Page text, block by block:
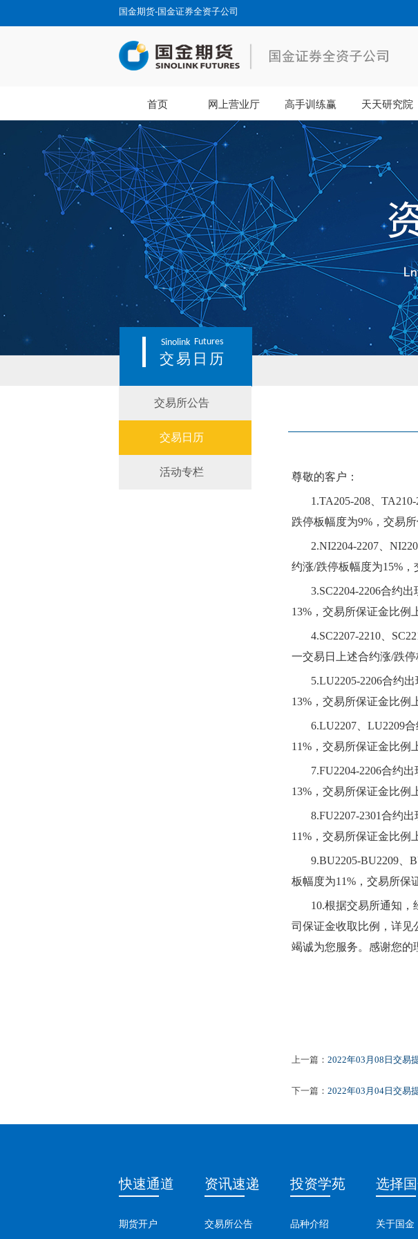
国金期货-国金证券全资子公司
首页 网上营业厅 高手训练赢 天天研究院
Sinolink Futures
交易日历
交易所公告
交易日历
活动专栏 尊敬的客户：
1.TA205-208、
跌停板幅度为9%，交易
2.NI2204-2207、
约涨/跌停板幅度为15%，
3.SC2204-2206合约出
13%，交易所保证金比例
4.SC2207-2210、
一交易日上述合约涨/跌
5.LU2205-2206合约出
13%，交易所保证金比例
6.LU2207、LU2209合
11%，交易所保证金比例
7.FU2204-2206合约出
13%，交易所保证金比例
8.FU2207-2301合约出
11%，交易所保证金比例
9.BU2205-BU2209、
板幅度为11%， 交易所保
10.根据交易所通知
司保证金收取比例，详见
竭诚为您服务。感谢您的
上一篇： 2022年03月08日交易
下一篇： 2022年03月04日交易
快速通道
期货开户
资讯速递
交易所公告
投资学苑
品种介绍
选择
关于国金